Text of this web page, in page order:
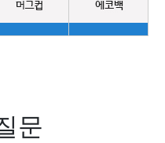
문